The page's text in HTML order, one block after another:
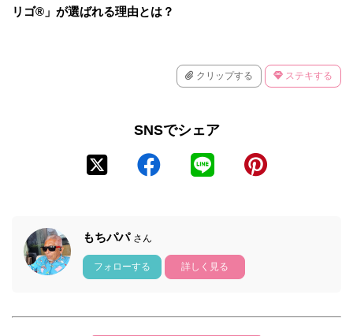
リゴ®」が選ばれる理由とは？
クリップする ステキする
SNSでシェア
もちパパ さん
フォローする 詳しく見る